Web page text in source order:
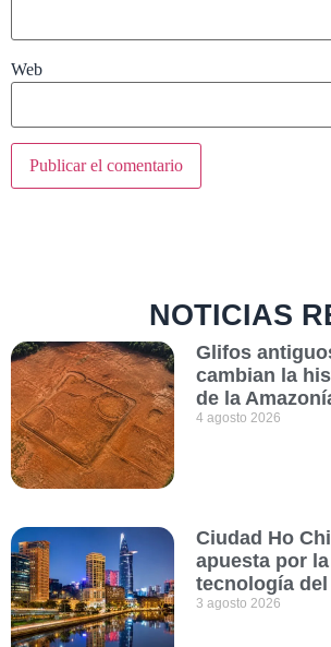
Web
NOTICIAS
Glifos
cambian la
de la
4 agosto 2026
Ciudad Ho
apuesta por la
tecnología
3 agosto 2026